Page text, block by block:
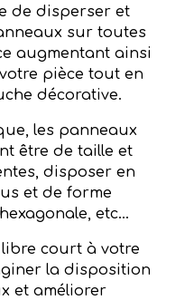
de disperser et
sur toutes
augmentant ainsi
pièce tout en
décorative.
les panneaux
être de taille et
disposer en
et de forme
etc…
court à votre
la disposition
et améliorer